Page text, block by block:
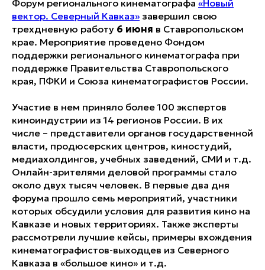
Форум регионального кинематографа «Новый
вектор. Северный Кавказ» завершил свою
трехдневную работу 6 июня в Ставропольском
крае. Мероприятие проведено Фондом
поддержки регионального кинематографа при
поддержке Правительства Ставропольского
края, ПФКИ и Союза кинематографистов России.
Участие в нем приняло более 100 экспертов
киноиндустрии из 14 регионов России. В их
числе – представители органов государственной
власти, продюсерских центров, киностудий,
медиахолдингов, учебных заведений, СМИ и т.д.
Онлайн-зрителями деловой программы стало
около двух тысяч человек. В первые два дня
форума прошло семь мероприятий, участники
которых обсудили условия для развития кино на
Кавказе и новых территориях. Также эксперты
рассмотрели лучшие кейсы, примеры вхождения
кинематографистов-выходцев из Северного
Кавказа в «большое кино» и т.д.